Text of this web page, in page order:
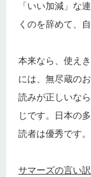
「いい加減」な
くのを辞めて、
本来なら、使え
には、無尽蔵の
読みが正しいな
じです。日本の
読者は優秀です
サマーズの言い